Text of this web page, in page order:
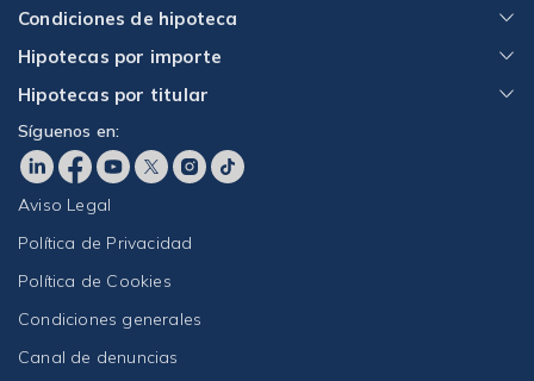
Condiciones de hipoteca
Hipotecas por importe
Hipotecas por titular
Síguenos en:
Aviso Legal
Política de Privacidad
Política de Cookies
Condiciones generales
Canal de denuncias